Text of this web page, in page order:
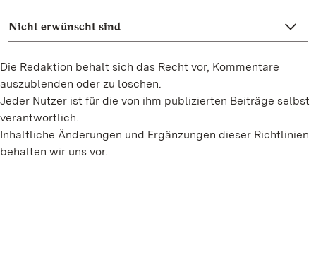
Nicht erwünscht sind
Die Redaktion behält sich das Recht vor, Kommentare
auszublenden oder zu löschen.
Jeder Nutzer ist für die von ihm publizierten Beiträge selbst
verantwortlich.
Inhaltliche Änderungen und Ergänzungen dieser Richtlinien
behalten wir uns vor.